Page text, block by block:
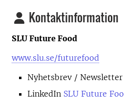
Kontaktinformation
SLU Future Food
www.slu.se/futurefood
Nyhetsbrev / Newsletter
LinkedIn SLU Future